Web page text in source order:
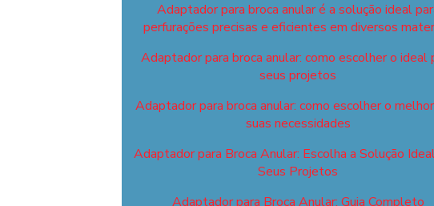
Adaptador para broca anular é a solução ideal
perfurações precisas e eficientes em diversos
Adaptador para broca anular: como escolher o ideal
seus projetos
Adaptador para broca anular: como escolher o
suas necessidades
Adaptador para Broca Anular: Escolha a Solução
Seus Projetos
Adaptador para Broca Anular: Guia Completo